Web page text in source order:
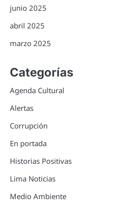
junio 2025
abril 2025
marzo 2025
Categorías
Agenda Cultural
Alertas
Corrupción
En portada
Historias Positivas
Lima Noticias
Medio Ambiente